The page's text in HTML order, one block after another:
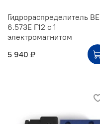
Гидрораспределитель ВЕ
6.573Е Г12 с 1
электромагнитом
5 940 ₽